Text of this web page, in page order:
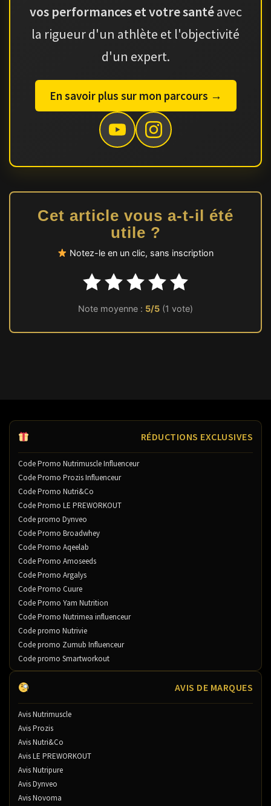
vos performances et votre santéavec
la rigueur d'un athlète et l'objectivité
d'un expert.
En savoir plus sur mon parcours →
Cet article vous a-t-il été
utile ?
Notez-le en un clic, sans inscription
Note moyenne : 5/5 (1 vote)
RÉDUCTIONS EXCLUSIVES
Code Promo Nutrimuscle Influenceur
Code Promo Prozis Influenceur
Code Promo Nutri&Co
Code Promo LE PREWORKOUT
Code promo Dynveo
Code Promo Broadwhey
Code Promo Aqeelab
Code Promo Amoseeds
Code Promo Argalys
Code Promo Cuure
Code Promo Yam Nutrition
Code Promo Nutrimea influenceur
Code promo Nutrivie
Code promo Zumub Influenceur
Code promo Smartworkout
AVIS DE MARQUES
Avis Nutrimuscle
Avis Prozis
Avis Nutri&Co
Avis LE PREWORKOUT
Avis Nutripure
Avis Dynveo
Avis Novoma